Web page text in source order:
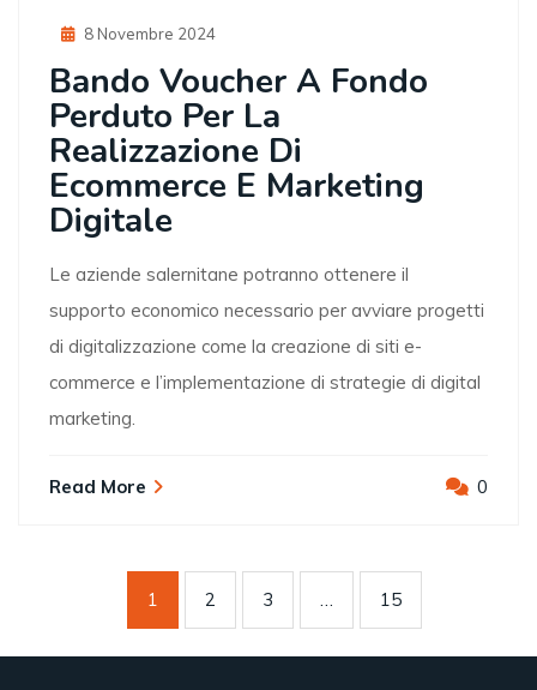
Posted
8 Novembre 2024
Bando Voucher A Fondo
Perduto Per La
Realizzazione Di
Ecommerce E Marketing
Digitale
Le aziende salernitane potranno ottenere il
supporto economico necessario per avviare progetti
di digitalizzazione come la creazione di siti e-
commerce e l’implementazione di strategie di digital
marketing.
Read More 0
1 2 3 … 15